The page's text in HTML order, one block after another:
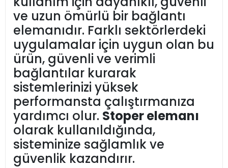
ve uzun ömürlü bir bağlantı
elemanıdır. Farklı sektörlerdeki
uygulamalar için uygun olan bu
ürün, güvenli ve verimli
bağlantılar kurarak
sistemlerinizi yüksek
performansta çalıştırmanıza
yardımcı olur. Stoper elemanı
olarak kullanıldığında,
sisteminize sağlamlık ve
güvenlik kazandırır.